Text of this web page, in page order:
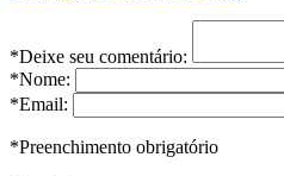
*Deixe seu comentário:
*Nome:
*Email:
*Preenchimento obrigatório